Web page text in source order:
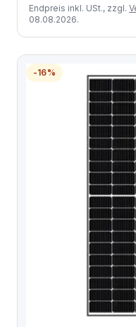
Endpreis inkl. USt., zzgl.
08.08.2026.
-16%